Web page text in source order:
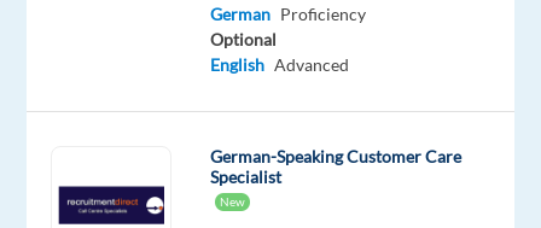
German Proficiency
Optional
English Advanced
German-Speaking Customer Care
Specialist
New